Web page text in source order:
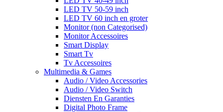
LED TV 50-59 inch
LED TV 60 inch en groter
Monitor (non Categorised)
Monitor Accessoires
Smart Display
Smart Tv
Tv Accessoires
Multimedia & Games
Audio / Video Accessories
Audio / Video Switch
Diensten En Garanties
Digital Photo Frame